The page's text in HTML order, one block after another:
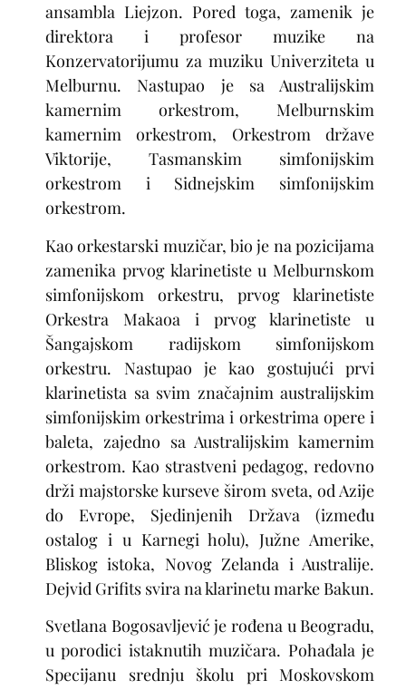
ansambla Liejzon. Pored toga, zamenik je
direktora i profesor muzike na
Konzervatorijumu za muziku Univerziteta u
Melburnu. Nastupao je sa Australijskim
kamernim orkestrom, Melburnskim
kamernim orkestrom, Orkestrom države
Viktorije, Tasmanskim simfonijskim
orkestrom i Sidnejskim simfonijskim
orkestrom.
Kao orkestarski muzičar, bio je na pozicijama
zamenika prvog klarinetiste u Melburnskom
simfonijskom orkestru, prvog klarinetiste
Orkestra Makaoa i prvog klarinetiste u
Šangajskom radijskom simfonijskom
orkestru. Nastupao je kao gostujući prvi
klarinetista sa svim značajnim australijskim
simfonijskim orkestrima i orkestrima opere i
baleta, zajedno sa Australijskim kamernim
orkestrom. Kao strastveni pedagog, redovno
drži majstorske kurseve širom sveta, od Azije
do Evrope, Sjedinjenih Država (između
ostalog i u Karnegi holu), Južne Amerike,
Bliskog istoka, Novog Zelanda i Australije.
Dejvid Grifits svira na klarinetu marke Bakun.
Svetlana Bogosavljević je rođena u Beogradu,
u porodici istaknutih muzičara. Pohađala je
Specijanu srednju školu pri Moskovskom